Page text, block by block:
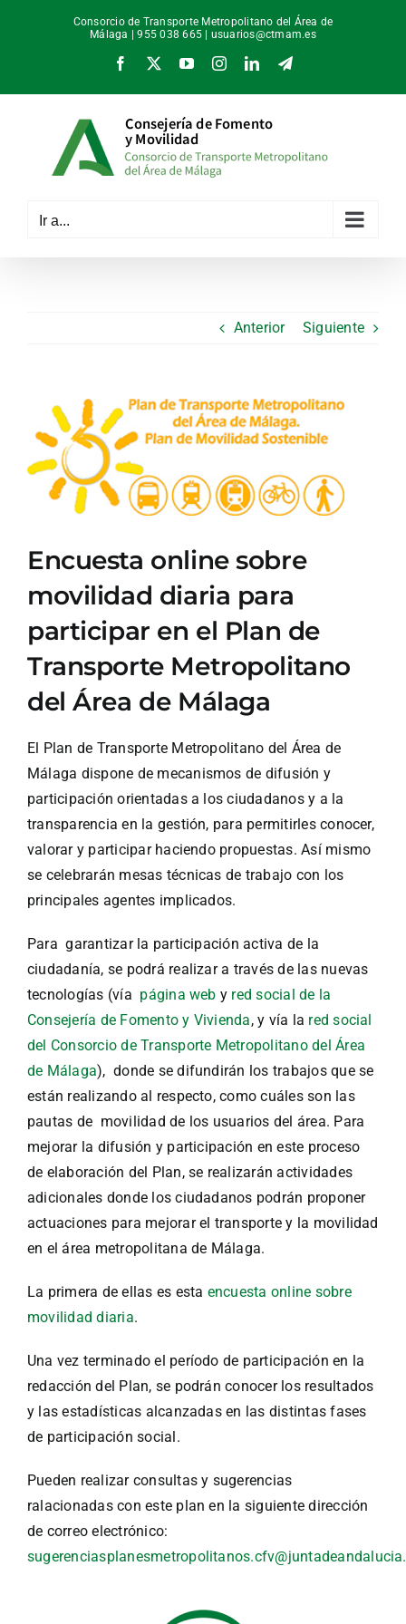
Consorcio de Transporte Metropolitano del Área de
Málaga | 955 038 665 | usuarios@ctmam.es
Facebook
X YouTubeInstagramLinkedInTelegram
Ir a...
Anterior Siguiente
imagen
más
grande
Encuesta online sobre
movilidad diaria para
participar en el Plan de
Transporte Metropolitano
del Área de Málaga
El Plan de Transporte Metropolitano del Área de
Málaga dispone de mecanismos de difusión y
participación orientadas a los ciudadanos y a la
transparencia en la gestión, para permitirles conocer,
valorar y participar haciendo propuestas. Así mismo
se celebrarán mesas técnicas de trabajo con los
principales agentes implicados.
Para garantizar la participación activa de la
ciudadanía, se podrá realizar a través de las nuevas
tecnologías (vía página web y red social de la
Consejería de Fomento y Vivienda, y vía la red social
del Consorcio de Transporte Metropolitano del Área
de Málaga), donde se difundirán los trabajos que se
están realizando al respecto, como cuáles son las
pautas de movilidad de los usuarios del área. Para
mejorar la difusión y participación en este proceso
de elaboración del Plan, se realizarán actividades
adicionales donde los ciudadanos podrán proponer
actuaciones para mejorar el transporte y la movilidad
en el área metropolitana de Málaga.
La primera de ellas es esta encuesta online sobre
movilidad diaria.
Una vez terminado el período de participación en la
redacción del Plan, se podrán conocer los resultados
y las estadísticas alcanzadas en las distintas fases
de participación social.
Pueden realizar consultas y sugerencias
ralacionadas con este plan en la siguiente dirección
de correo electrónico: